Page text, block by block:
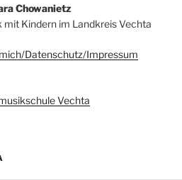
Chowanietz
mit Kindern im Landkreis Vechta
Datenschutz/Impressum
Vechta